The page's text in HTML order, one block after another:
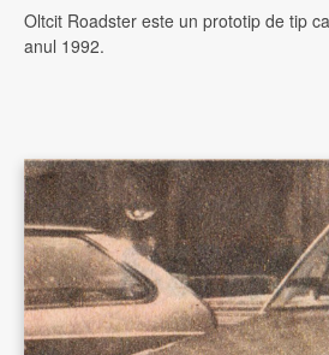
Oltcit Roadster este un prototip de tip
anul 1992.